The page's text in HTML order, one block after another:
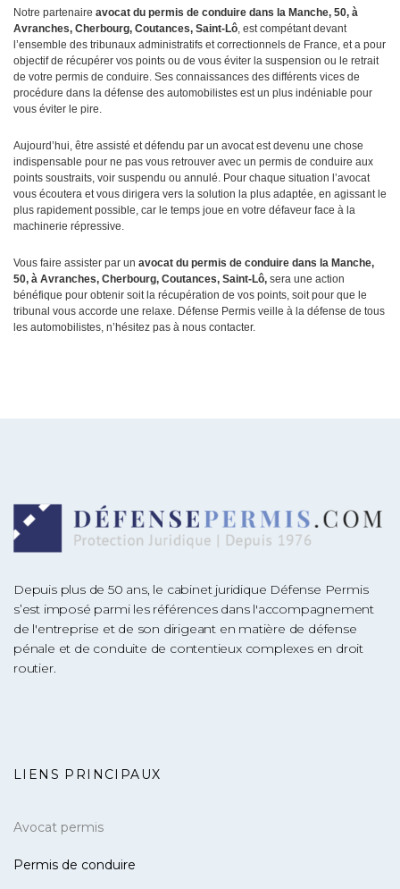
Notre partenaire avocat du permis de conduire dans la Manche, 50, à
Avranches, Cherbourg, Coutances, Saint-Lô, est compétant devant
l’ensemble des tribunaux administratifs et correctionnels de France, et a pour
objectif de récupérer vos points ou de vous éviter la suspension ou le retrait
de votre permis de conduire. Ses connaissances des différents vices de
procédure dans la défense des automobilistes est un plus indéniable pour
vous éviter le pire.
Aujourd’hui, être assisté et défendu par un avocat est devenu une chose
indispensable pour ne pas vous retrouver avec un permis de conduire aux
points soustraits, voir suspendu ou annulé. Pour chaque situation l’avocat
vous écoutera et vous dirigera vers la solution la plus adaptée, en agissant le
plus rapidement possible, car le temps joue en votre défaveur face à la
machinerie répressive.
Vous faire assister par un avocat du permis de conduire dans la Manche,
50, à Avranches, Cherbourg, Coutances, Saint-Lô, sera une action
bénéfique pour obtenir soit la récupération de vos points, soit pour que le
tribunal vous accorde une relaxe. Défense Permis veille à la défense de tous
les automobilistes, n’hésitez pas à nous contacter.
Depuis plus de 50 ans, le cabinet juridique Défense Permis
s’est imposé parmi les références dans l'accompagnement
de l'entreprise et de son dirigeant en matière de défense
pénale et de conduite de contentieux complexes en droit
routier.
LIENS PRINCIPAUX
Avocat permis
Permis de conduire